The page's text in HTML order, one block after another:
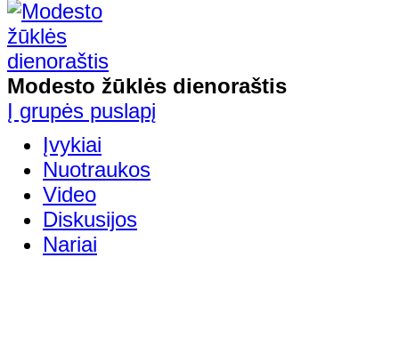
Modesto žūklės dienoraštis
Į grupės puslapį
Įvykiai
Nuotraukos
Video
Diskusijos
Nariai